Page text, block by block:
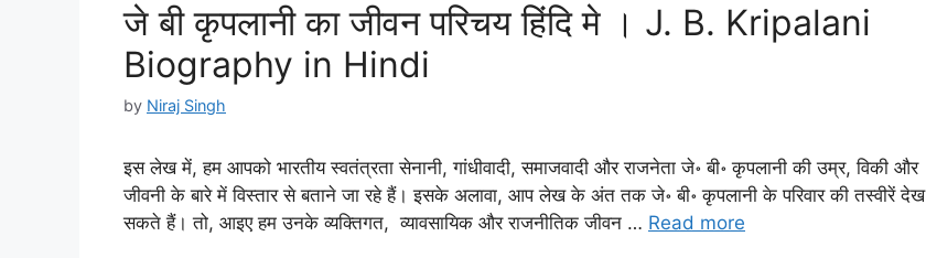
जे बी कृपलानी का जीवन परिचय हिंदि मे । J. B. Kripalani
Biography in Hindi
by Niraj Singh
इस लेख में, हम आपको भारतीय स्वतंत्रता सेनानी, गांधीवादी, समाजवादी और राजनेता जे॰ बी॰ कृपलानी की उम्र, विकी और
जीवनी के बारे में विस्तार से बताने जा रहे हैं। इसके अलावा, आप लेख के अंत तक जे॰ बी॰ कृपलानी के परिवार की तस्वीरें देख
सकते हैं। तो, आइए हम उनके व्यक्तिगत, व्यावसायिक और राजनीतिक जीवन … Read more